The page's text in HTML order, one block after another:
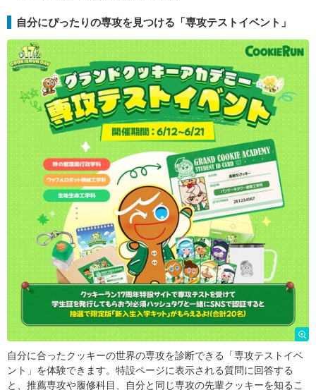
自分にぴったりの専攻を見つける「専攻テストイベント」
自分に合ったクッキーの世界の専攻を診断できる「専攻テストイベ
ント」を体験できます。特設ページに表示される質問に回答する
と、推薦専攻や履修科目、自分と同じ専攻の先輩クッキーを知るこ